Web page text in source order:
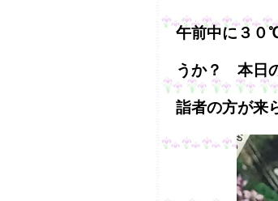
午前中に３０
うか？ 本日
詣者の方が来